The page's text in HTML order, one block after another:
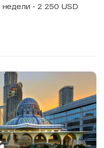
недели - 2 250 USD